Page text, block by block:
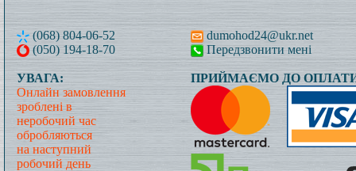
(068) 804-06-52
(050) 194-18-70
dumohod24@ukr.net
Передзвонити мені
УВАГА:
Онлайн замовлення
зроблені в
неробочий час
обробляються
на наступний
робочий день
ПРИЙМАЄМО ДО